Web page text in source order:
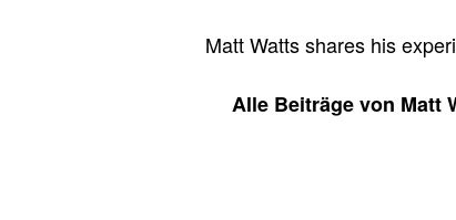
Matt Watts shares his
Alle Beiträge von Matt